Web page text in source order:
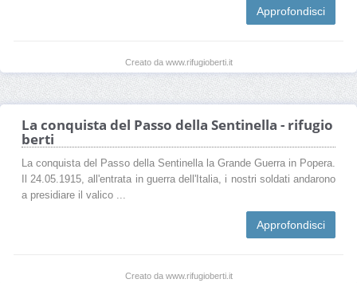
Approfondisci
Creato da www.rifugioberti.it
La conquista del Passo della Sentinella - rifugio
berti
La conquista del Passo della Sentinella la Grande Guerra in Popera.
Il 24.05.1915, all'entrata in guerra dell'Italia, i nostri soldati andarono
a presidiare il valico ...
Approfondisci
Creato da www.rifugioberti.it